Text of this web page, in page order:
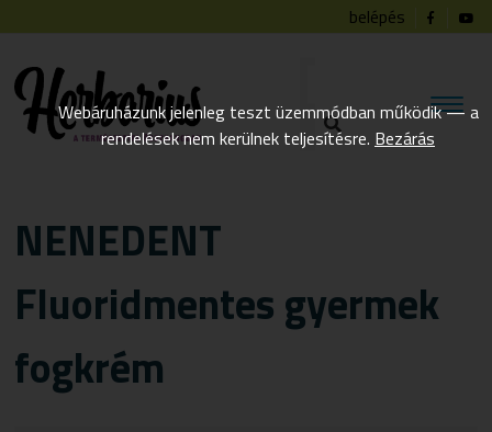
belépés
NENEDENT
Fluoridmentes gyermek
fogkrém
Webáruházunk jelenleg teszt üzemmódban működik — a
rendelések nem kerülnek teljesítésre. Bezárás